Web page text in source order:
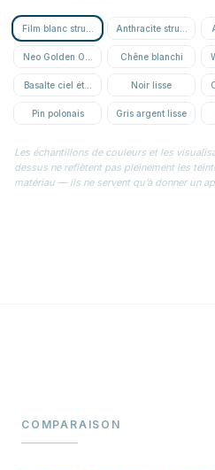
Film blanc structuré Anthracite structuré
Neo Golden Oak structuréChêne blanchi
Basalte ciel étoilé Noir lisse
Pin polonais Gris argent lisse
Les échantillons de couleurs et les
dessus ne reflètent pas pleinement les
matériau — ils ne servent qu’à donner un
COMPARAISON